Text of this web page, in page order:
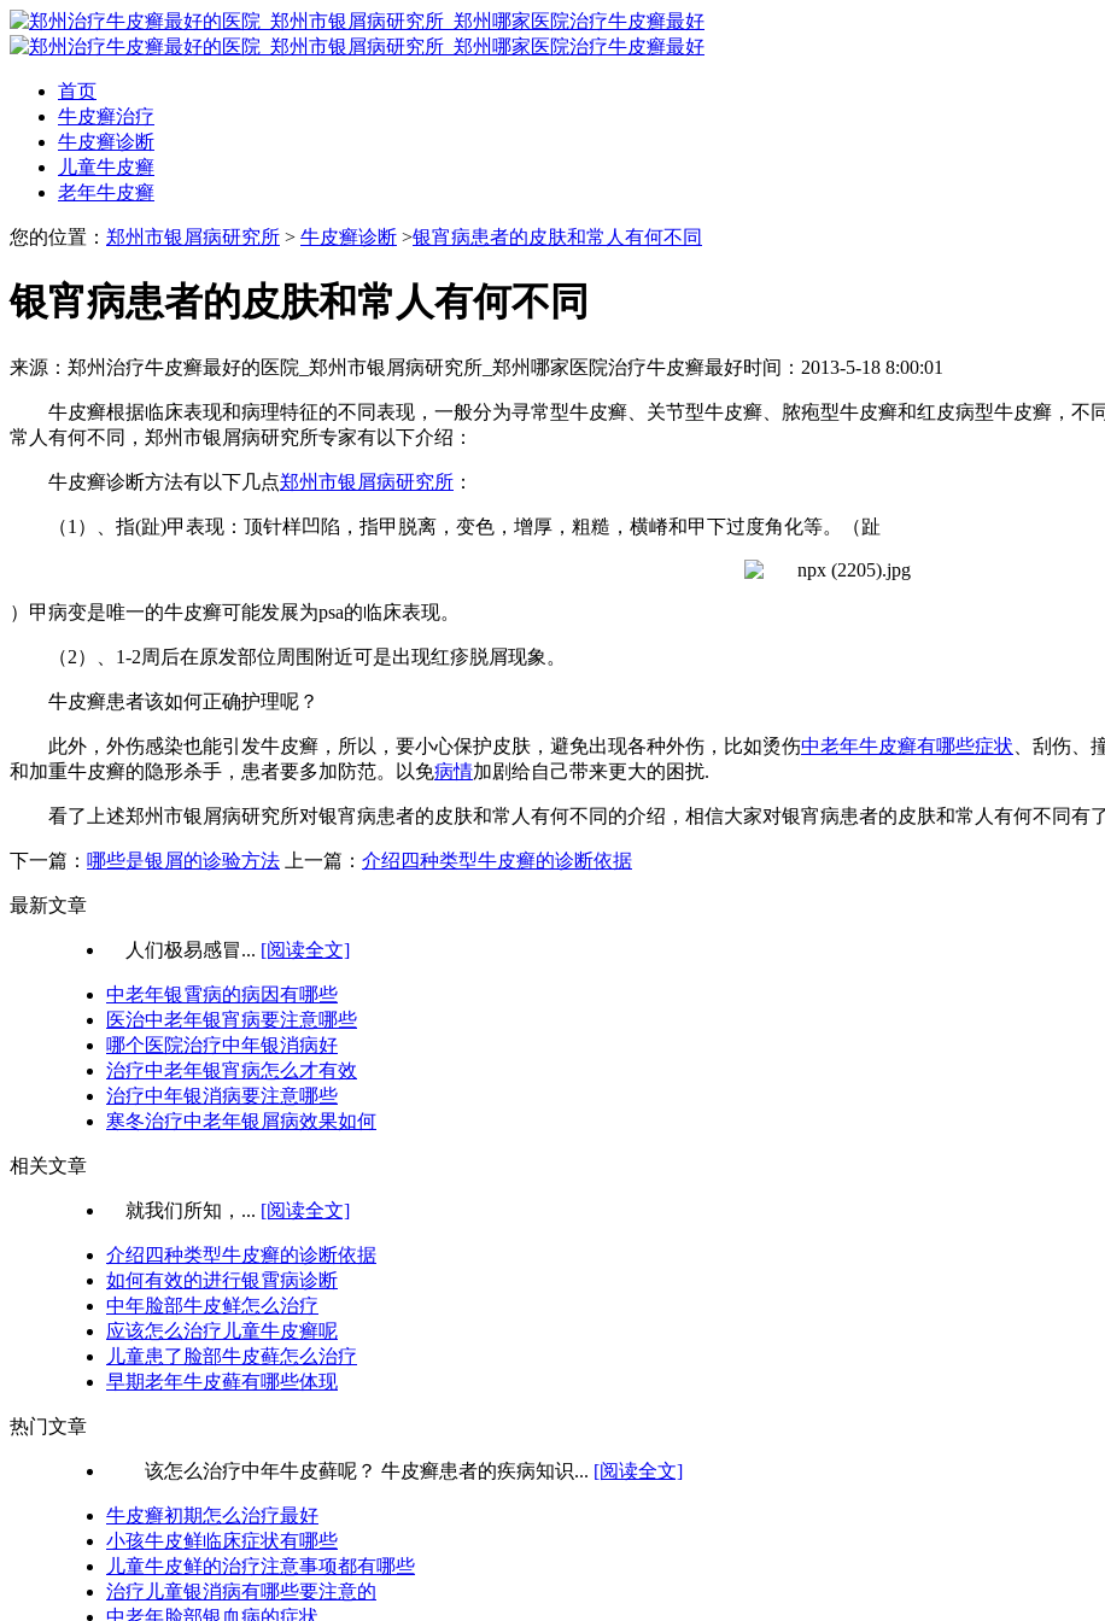
首页
牛皮癣治疗
牛皮癣诊断
儿童牛皮癣
老年牛皮癣
您的位置： 郑州市银屑病研究所 > 牛皮癣诊断 >银宵病患者的皮肤和常人有何不同
银宵病患者的皮肤和常人有何不同
来源：郑州治疗牛皮癣最好的医院_郑州市银屑病研究所_郑州哪家医院治疗牛皮癣最好时间：2013-5-18 8:00:01
牛皮癣根据临床表现和病理特征的不同表现，一般分为寻常型牛皮癣、关节型牛皮癣、脓疱型牛皮癣和红皮病型牛皮癣，不
常人有何不同，郑州市银屑病研究所专家有以下介绍：
牛皮癣诊断方法有以下几点郑州市银屑病研究所 ：
（1）、指(趾)甲表现：顶针样凹陷，指甲脱离，变色，增厚，粗糙，横嵴和甲下过度角化等。（趾
）甲病变是唯一的牛皮癣可能发展为psa的临床表现。
（2）、1-2周后在原发部位周围附近可是出现红疹脱屑现象。
牛皮癣患者该如何正确护理呢？
此外，外伤感染也能引发牛皮癣，所以，要小心保护皮肤，避免出现各种外伤，比如烫伤中老年牛皮癣有哪些症状 、刮伤、
和加重牛皮癣的隐形杀手，患者要多加防范。以免病情加剧给自己带来更大的困扰.
看了上述郑州市银屑病研究所对银宵病患者的皮肤和常人有何不同的介绍，相信大家对银宵病患者的皮肤和常人有何不同有了
下一篇： 哪些是银屑的诊验方法 上一篇： 介绍四种类型牛皮癣的诊断依据
最新文章
人们极易感冒... [阅读全文]
中老年银霄病的病因有哪些
医治中老年银宵病要注意哪些
哪个医院治疗中年银消病好
治疗中老年银宵病怎么才有效
治疗中年银消病要注意哪些
寒冬治疗中老年银屑病效果如何
相关文章
就我们所知，... [阅读全文]
介绍四种类型牛皮癣的诊断依据
如何有效的进行银霄病诊断
中年脸部牛皮鲜怎么治疗
应该怎么治疗儿童牛皮癣呢
儿童患了脸部牛皮藓怎么治疗
早期老年牛皮藓有哪些体现
热门文章
该怎么治疗中年牛皮藓呢？ 牛皮癣患者的疾病知识... [阅读全文]
牛皮癣初期怎么治疗最好
小孩牛皮鲜临床症状有哪些
儿童牛皮鲜的治疗注意事项都有哪些
治疗儿童银消病有哪些要注意的
中老年脸部银血病的症状